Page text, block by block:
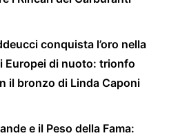
conquista l’oro nella
Europei di nuoto: trionfo
il bronzo di Linda Caponi
e il Peso della Fama: